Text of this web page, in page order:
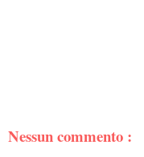
Nessun commento :